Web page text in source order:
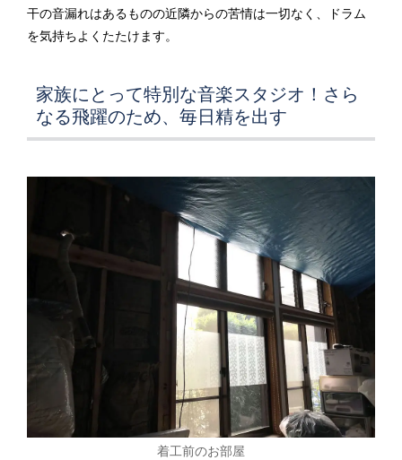
干の音漏れはあるものの近隣からの苦情は一切なく、ドラム
を気持ちよくたたけます。
家族にとって特別な音楽スタジオ！さら
なる飛躍のため、毎日精を出す
着工前のお部屋